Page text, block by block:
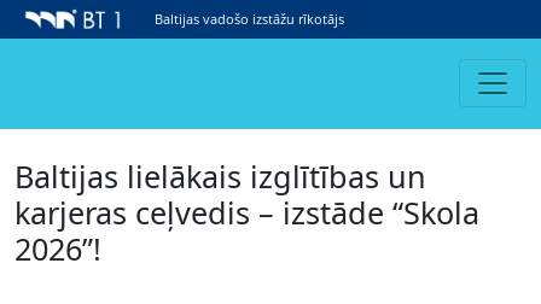
Baltijas vadošo izstāžu rīkotājs
Baltijas lielākais izglītības un
karjeras ceļvedis – izstāde “Skola
2026”!